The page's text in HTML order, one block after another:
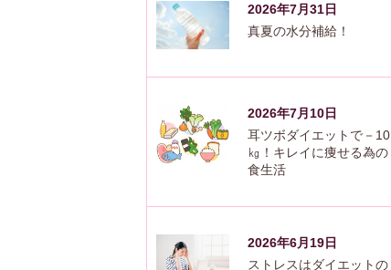
2026年7月31日
真夏の水分補給！
2026年7月10日
耳ツボダイエットで－10
㎏！キレイに痩せる為の
食生活
2026年6月19日
ストレスはダイエットの